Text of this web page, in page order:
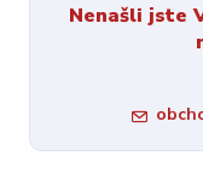
Nenašli jste